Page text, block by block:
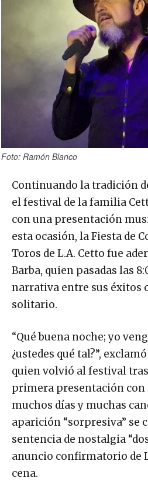
Foto: Ramón Blanco
Continuando la tradición
el festival de la familia
con una presentación
esta ocasión, la Fiesta de
Toros de L.A. Cetto fue
Barba, quien pasadas las
narrativa entre sus éxitos
solitario.
“Qué buena noche; yo
¿ustedes qué tal?”,
quien volvió al festival tras
primera presentación con
muchos días y muchas
aparición “sorpresiva” se
sentencia de nostalgia
anuncio confirmatorio de
cena.